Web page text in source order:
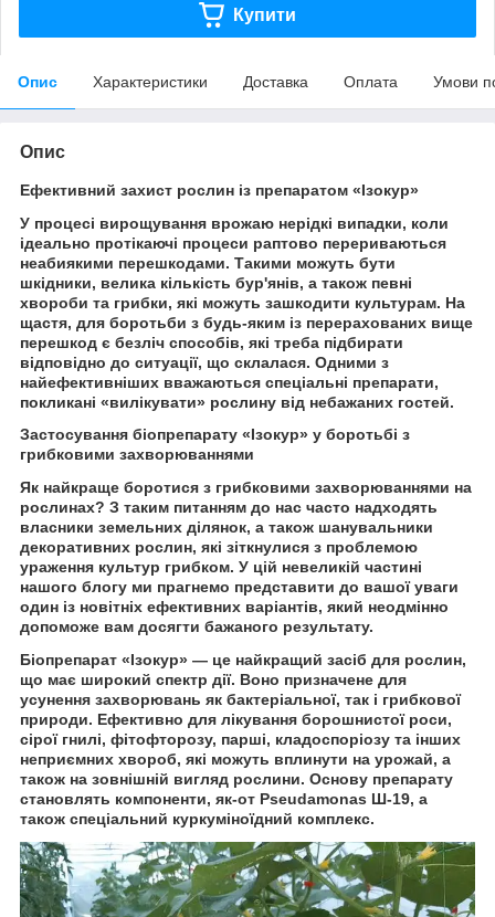
Купити
Опис Характеристики Доставка Оплата Умови
Опис
Ефективний захист рослин із препаратом «Ізокур»
У процесі вирощування врожаю нерідкі випадки, коли
ідеально протікаючі процеси раптово перериваються
неабиякими перешкодами. Такими можуть бути
шкідники, велика кількість бур'янів, а також певні
хвороби та грибки, які можуть зашкодити культурам. На
щастя, для боротьби з будь-яким із перерахованих вище
перешкод є безліч способів, які треба підбирати
відповідно до ситуації, що склалася. Одними з
найефективніших вважаються спеціальні препарати,
покликані «вилікувати» рослину від небажаних гостей.
Застосування біопрепарату «Ізокур» у боротьбі з
грибковими захворюваннями
Як найкраще боротися з грибковими захворюваннями на
рослинах? З таким питанням до нас часто надходять
власники земельних ділянок, а також шанувальники
декоративних рослин, які зіткнулися з проблемою
ураження культур грибком. У цій невеликій частині
нашого блогу ми прагнемо представити до вашої уваги
один із новітніх ефективних варіантів, який неодмінно
допоможе вам досягти бажаного результату.
Біопрепарат «Ізокур» — це найкращий засіб для рослин,
що має широкий спектр дії. Воно призначене для
усунення захворювань як бактеріальної, так і грибкової
природи. Ефективно для лікування борошнистої роси,
сірої гнилі, фітофторозу, парші, кладоспоріозу та інших
неприємних хвороб, які можуть вплинути на урожай, а
також на зовнішній вигляд рослини. Основу препарату
становлять компоненти, як-от Pseudamonas Ш-19, а
також спеціальний куркуміноїдний комплекс.